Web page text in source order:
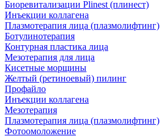
Биоревитализации Plinest (плинест)
Инъекции коллагена
Плазмотерапия лица (плазмолифтинг)
Ботулинотерапия
Контурная пластика лица
Мезотерапия для лица
Кисетные морщины
Желтый (ретиноевый) пилинг
Профайло
Инъекции коллагена
Мезотерапия
Плазмотерапия лица (плазмолифтинг)
Фотоомоложение